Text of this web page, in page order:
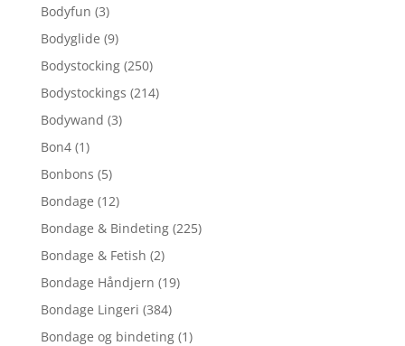
Bodyfun (3)
Bodyglide (9)
Bodystocking (250)
Bodystockings (214)
Bodywand (3)
Bon4 (1)
Bonbons (5)
Bondage (12)
Bondage & Bindeting (225)
Bondage & Fetish (2)
Bondage Håndjern (19)
Bondage Lingeri (384)
Bondage og bindeting (1)